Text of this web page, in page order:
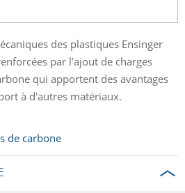
des plastiques Ensinger
par l’ajout de charges
qui apportent des avantages
à d'autres matériaux.
de carbone